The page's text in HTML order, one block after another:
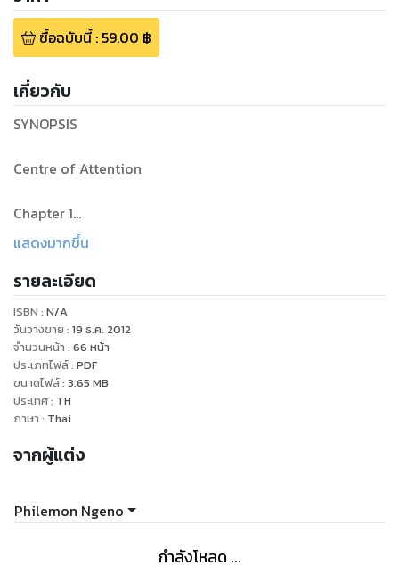
ซื้อฉบับนี้: 59.00 ฿
เกี่ยวกับ
SYNOPSIS
Centre of Attention
Chapter 1
- History of Israel told
Chapter 2
- Enter the two friends
Chapter 4
แสดงมากขึ้น
รายละเอียด
ISBN : N/A
วันวางขาย : 19 ธ.ค. 2012
จำนวนหน้า : 66 หน้า
ประเภทไฟล์: PDF
ขนาดไฟล์: 3.65 MB
ประเทศ: TH
ภาษา : Thai
จากผู้แต่ง
Philemon Ngeno
กำลังโหลด ...